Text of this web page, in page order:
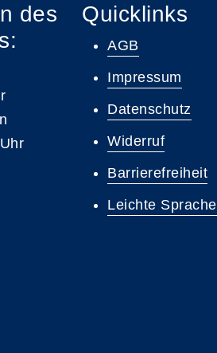
des
Quicklinks
AGB
Impressum
Datenschutz
Widerruf
Barrierefreiheit
Leichte Sprache